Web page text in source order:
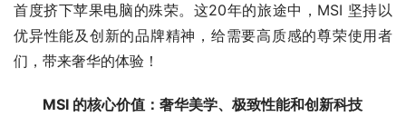
首度挤下苹果电脑的殊荣。这20年的旅途中，MSI 坚持以
优异性能及创新的品牌精神，给需要高质感的尊荣使用者
们，带来奢华的体验！
MSI 的核心价值：奢华美学、极致性能和创新科技